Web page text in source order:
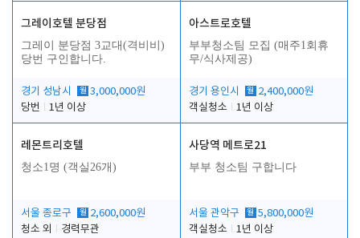
그레이호텔 분당점
그레이 분당점 3교대(격비비)
당번 구인합니다.
경기 성남시 월 3,000,000원
당번
1년 이상
아스트로호텔
부부청소팀 모집 (매주1회휴
무/식사제공)
경기 용인시 월 2,400,000원
객실청소
1년 이상
레몬트리호텔
청소1명 (객실26개)
서울 종로구 월 2,600,000원
청소 외
경력무관
사당역 메트로21
부부 청소팀 구합니다
서울 관악구 월 5,800,000원
객실청소
1년 이상